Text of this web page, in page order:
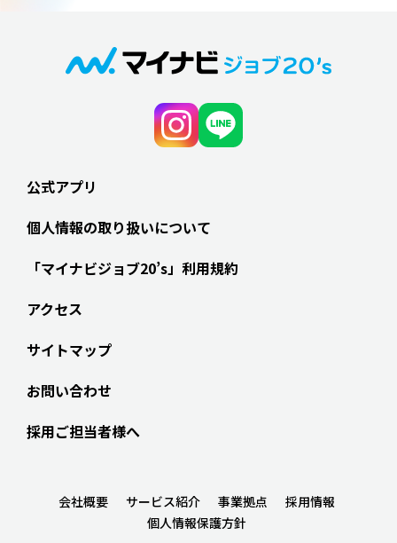
公式アプリ
個人情報の取り扱いについて
「マイナビジョブ20’s」利用規約
アクセス
サイトマップ
お問い合わせ
採用ご担当者様へ
会社概要 サービス紹介 事業拠点
採用情報
個人情報保護方針